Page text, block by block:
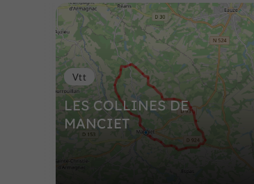
LES COLLINES DE
MANCIET
Vtt